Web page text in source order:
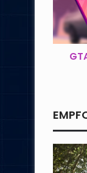
Codes
für
den